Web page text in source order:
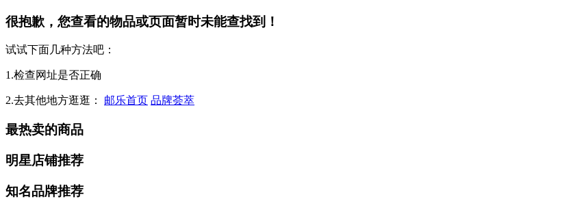
很抱歉，您查看的物品或页面暂时未能查找到！
试试下面几种方法吧：
1.检查网址是否正确
2.去其他地方逛逛： 邮乐首页 品牌荟萃
最热卖的商品
明星店铺推荐
知名品牌推荐